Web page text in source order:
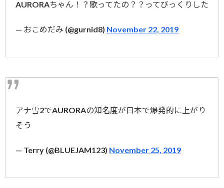
AURORAちゃん！？歌ってたの？？ってびっくりした
— おこめだみ (@gurnid8) November 22, 2019
アナ雪2でAURORAの知名度が日本で爆発的に上がり
そう
— Terry (@BLUEJAM123) November 25, 2019